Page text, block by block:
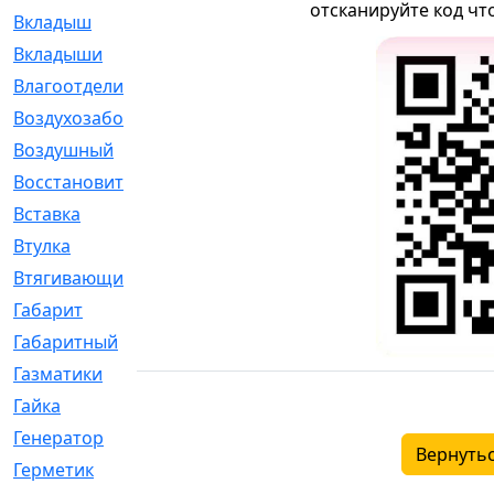
Вкладыш
Вкладыши
Влагоотделитель
Воздухозаборник
Воздушный
Восстановительный
Вставка
Втулка
Втягивающий
Габарит
Габаритный
Газматики
[117]
Гайка
Генератор
Герметик
отсканируйте код